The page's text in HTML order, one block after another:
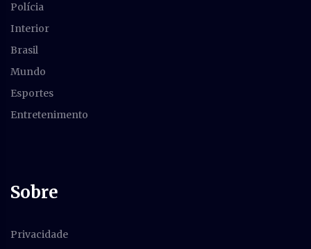
Polícia
Interior
Brasil
Mundo
Esportes
Entretenimento
Sobre
Privacidade